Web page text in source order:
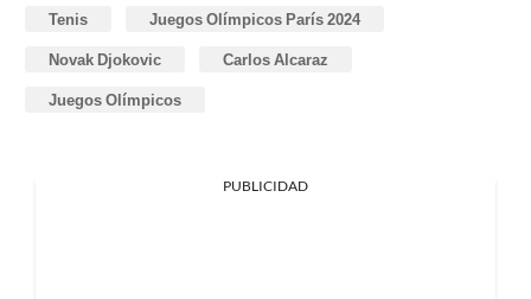
Tenis Juegos Olímpicos París 2024
Novak Djokovic Carlos Alcaraz
Juegos Olímpicos
PUBLICIDAD